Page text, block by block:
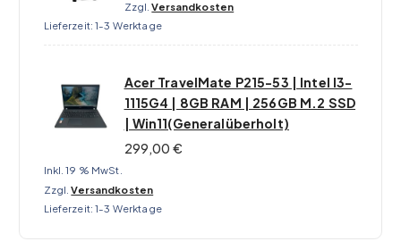
Zzgl.Versandkosten
Lieferzeit:1-3 Werktage
Acer TravelMate P215-53 | Intel I3-
1115G4 | 8GB RAM | 256GB M.2 SSD
| Win11(Generalüberholt)
299,00 €
Inkl. 19 % MwSt.
Zzgl.Versandkosten
Lieferzeit:1-3 Werktage